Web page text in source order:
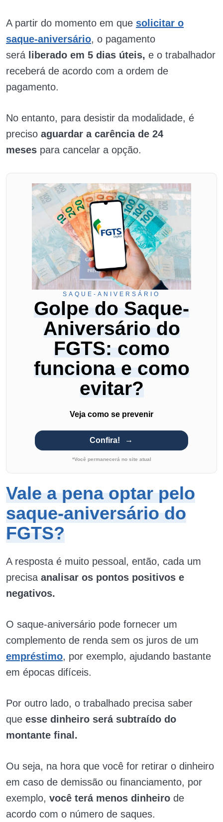
A partir do momento em que solicitar o
saque-aniversário, o pagamento
será liberado em 5 dias úteis, e o trabalhador
receberá de acordo com a ordem de
pagamento.
No entanto, para desistir da modalidade, é
preciso aguardar a carência de 24
meses para cancelar a opção.
SAQUE-ANIVERSÁRIO
Golpe do Saque-
Aniversário do
FGTS: como
funciona e como
evitar?
Veja como se prevenir
Confira!
*Você permanecerá no site atual
Vale a pena optar pelo
saque-aniversário do
FGTS?
A resposta é muito pessoal, então, cada um
precisa analisar os pontos positivos e
negativos.
O saque-aniversário pode fornecer um
complemento de renda sem os juros de um
empréstimo, por exemplo, ajudando bastante
em épocas difíceis.
Por outro lado, o trabalhado precisa saber
que esse dinheiro será subtraído do
montante final.
Ou seja, na hora que você for retirar o dinheiro
em caso de demissão ou financiamento, por
exemplo, você terá menos dinheiro de
acordo com o número de saques.